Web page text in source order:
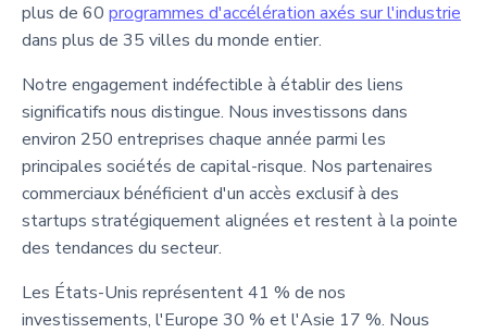
plus de 60 programmes d'accélération axés sur l'industrie
dans plus de 35 villes du monde entier.
Notre engagement indéfectible à établir des liens
significatifs nous distingue. Nous investissons dans
environ 250 entreprises chaque année parmi les
principales sociétés de capital-risque. Nos partenaires
commerciaux bénéficient d'un accès exclusif à des
startups stratégiquement alignées et restent à la pointe
des tendances du secteur.
Les États-Unis représentent 41 % de nos
investissements, l'Europe 30 % et l'Asie 17 %. Nous